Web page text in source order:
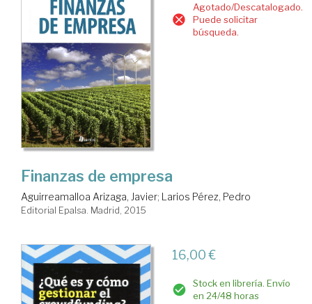
Agotado/Descatalogado.
Puede solicitar
búsqueda.
Finanzas de empresa
Aguirreamalloa Arizaga, Javier; Larios Pérez, Pedro
Editorial Epalsa. Madrid, 2015
16,00 €
Stock en librería. Envío
en 24/48 horas